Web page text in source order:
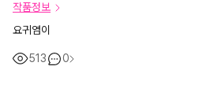
작품정보
요귀염이
513 0